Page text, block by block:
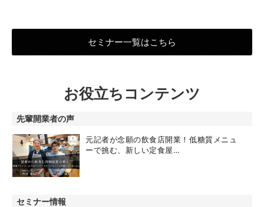
セミナー一覧はこちら
お役立ちコンテンツ
先輩開業者の声
元記者が念願の飲食店開業！低糖質メニュ
ーで挑む、新しい定食屋…
セミナー情報